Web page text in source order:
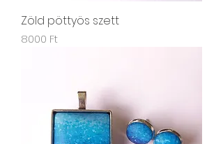
Zöld pöttyös szett
Ár
8000 Ft